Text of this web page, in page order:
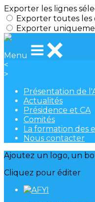
Exporter les lignes
Exporter toutes les
Exporter
Menu
<
>
Présentation de
Actualités
Présidence et CA
Comités
La formation des
Nous contacter
Ajoutez un logo, un
Cliquez pour éditer